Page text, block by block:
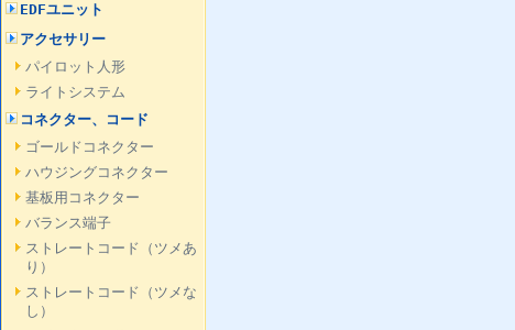
EDFユニット
アクセサリー
パイロット人形
ライトシステム
コネクター、コード
ゴールドコネクター
ハウジングコネクター
基板用コネクター
バランス端子
ストレートコード（ツメあ
り）
ストレートコード（ツメな
し）